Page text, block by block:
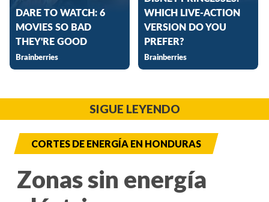
SIGUE LEYENDO
CORTES DE ENERGÍA EN HONDURAS
Zonas sin energía